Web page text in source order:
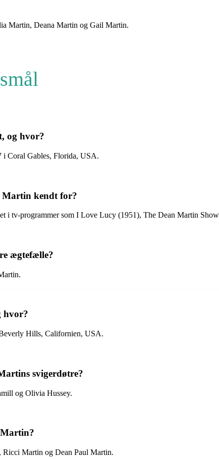
Martin, Deana Martin og Gail Martin.
og hvor?
i Coral Gables, Florida, USA.
Martin kendt for?
i tv-programmer som I Love Lucy (1951), The Dean Martin
ægtefælle?
hvor?
Hills, Californien, USA.
svigerdøtre?
og Olivia Hussey.
Ricci Martin og Dean Paul Martin.